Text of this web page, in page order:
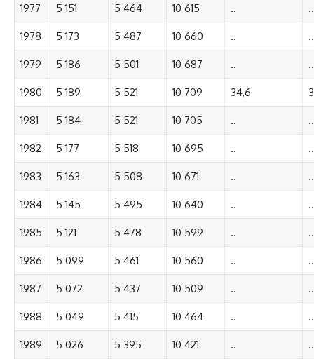
1977 5 151 5 464 10 615 .. ..
1978 5 173 5 487 10 660 .. ..
1979 5 186 5 501 10 687 .. ..
1980 5 189 5 521 10 709 34,6
1981 5 184 5 521 10 705 .. ..
1982 5 177 5 518 10 695 .. ..
1983 5 163 5 508 10 671 .. ..
1984 5 145 5 495 10 640 .. ..
1985 5 121 5 478 10 599 .. ..
1986 5 099 5 461 10 560 .. ..
1987 5 072 5 437 10 509 .. ..
1988 5 049 5 415 10 464 .. ..
1989 5 026 5 395 10 421 .. ..